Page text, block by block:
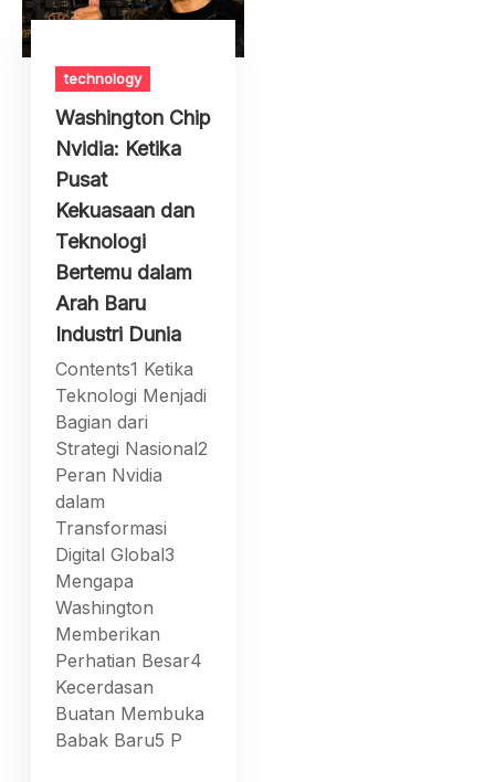
technology
Washington Chip
Nvidia: Ketika
Pusat
Kekuasaan dan
Teknologi
Bertemu dalam
Arah Baru
Industri Dunia
Contents1 Ketika
Teknologi Menjadi
Bagian dari
Strategi Nasional2
Peran Nvidia
dalam
Transformasi
Digital Global3
Mengapa
Washington
Memberikan
Perhatian Besar4
Kecerdasan
Buatan Membuka
Babak Baru5 P